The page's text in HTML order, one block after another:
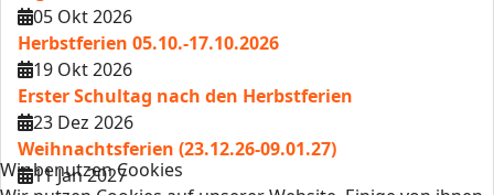
05 Okt 2026
Herbstferien 05.10.-17.10.2026
19 Okt 2026
Erster Schultag nach den Herbstferien
23 Dez 2026
Weihnachtsferien (23.12.26-09.01.27)
11 Jan 2027
Wir benutzen Cookies